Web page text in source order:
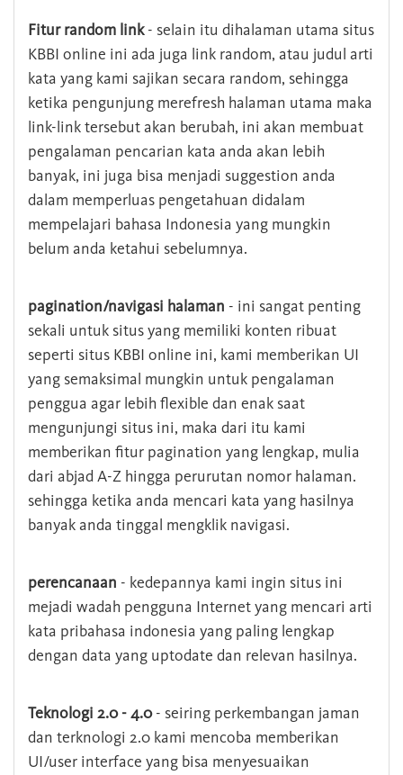
Fitur random link- selain itu dihalaman utama situs
KBBI online ini ada juga link random, atau judul arti
kata yang kami sajikan secara random, sehingga
ketika pengunjung merefresh halaman utama maka
link-link tersebut akan berubah, ini akan membuat
pengalaman pencarian kata anda akan lebih
banyak, ini juga bisa menjadi suggestion anda
dalam memperluas pengetahuan didalam
mempelajari bahasa Indonesia yang mungkin
belum anda ketahui sebelumnya.
pagination/navigasi halaman - ini sangat penting
sekali untuk situs yang memiliki konten ribuat
seperti situs KBBI online ini, kami memberikan UI
yang semaksimal mungkin untuk pengalaman
penggua agar lebih flexible dan enak saat
mengunjungi situs ini, maka dari itu kami
memberikan fitur pagination yang lengkap, mulia
dari abjad A-Z hingga perurutan nomor halaman.
sehingga ketika anda mencari kata yang hasilnya
banyak anda tinggal mengklik navigasi.
perencanaan - kedepannya kami ingin situs ini
mejadi wadah pengguna Internet yang mencari arti
kata pribahasa indonesia yang paling lengkap
dengan data yang uptodate dan relevan hasilnya.
Teknologi 2.0 - 4.0- seiring perkembangan jaman
dan terknologi 2.0 kami mencoba memberikan
UI/user interface yang bisa menyesuaikan